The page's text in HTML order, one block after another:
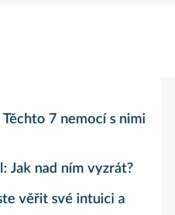
7 nemocí s nimi
Jak nad ním vyzrát?
věřit své intuici a